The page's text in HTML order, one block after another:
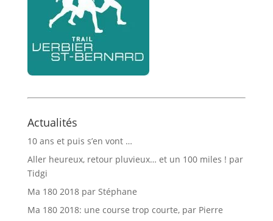
Actualités
10 ans et puis s’en vont …
Aller heureux, retour pluvieux… et un 100 miles ! par
Tidgi
Ma 180 2018 par Stéphane
Ma 180 2018: une course trop courte, par Pierre